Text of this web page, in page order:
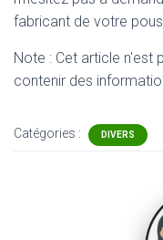
fabricant de votre
Note : Cet article n'est
contenir des
Catégories : DIVERS